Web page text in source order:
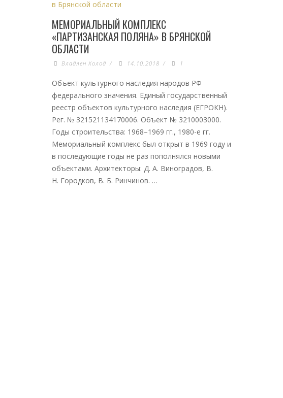
МЕМОРИАЛЬНЫЙ КОМПЛЕКС
«ПАРТИЗАНСКАЯ ПОЛЯНА» В БРЯНСКОЙ
ОБЛАСТИ
Владлен Холод / 14.10.2018 / 1
Объект культурного наследия народов РФ
федерального значения. Единый государственный
реестр объектов культурного наследия (ЕГРОКН).
Рег. № 321521134170006. Объект № 3210003000.
Годы строительства: 1968–1969 гг., 1980-е гг.
Мемориальный комплекс был открыт в 1969 году и
в последующие годы не раз пополнялся новыми
объектами. Архитекторы: Д. А. Виноградов, В.
Н. Городков, В. Б. Ринчинов. …